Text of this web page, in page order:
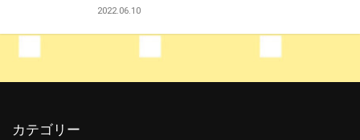
2022.06.10
カテゴリー